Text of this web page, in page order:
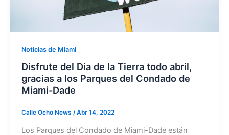
Noticias de Miami
Disfrute del Dia de la Tierra todo abril,
gracias a los Parques del Condado de
Miami-Dade
Calle Ocho News /Abr 14, 2022
Los Parques del Condado de Miami-Dade están